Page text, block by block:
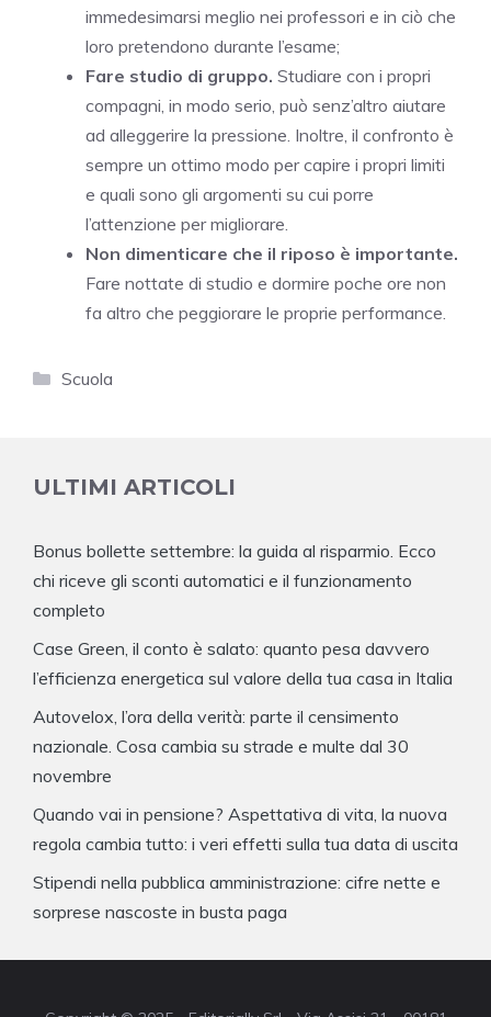
immedesimarsi meglio nei professori e in ciò che
loro pretendono durante l’esame;
Fare studio di gruppo. Studiare con i propri
compagni, in modo serio, può senz’altro aiutare
ad alleggerire la pressione. Inoltre, il confronto è
sempre un ottimo modo per capire i propri limiti
e quali sono gli argomenti su cui porre
l’attenzione per migliorare.
Non dimenticare che il riposo è importante.
Fare nottate di studio e dormire poche ore non
fa altro che peggiorare le proprie performance.
Categorie
Scuola
ULTIMI ARTICOLI
Bonus bollette settembre: la guida al risparmio. Ecco
chi riceve gli sconti automatici e il funzionamento
completo
Case Green, il conto è salato: quanto pesa davvero
l’efficienza energetica sul valore della tua casa in Italia
Autovelox, l’ora della verità: parte il censimento
nazionale. Cosa cambia su strade e multe dal 30
novembre
Quando vai in pensione? Aspettativa di vita, la nuova
regola cambia tutto: i veri effetti sulla tua data di uscita
Stipendi nella pubblica amministrazione: cifre nette e
sorprese nascoste in busta paga